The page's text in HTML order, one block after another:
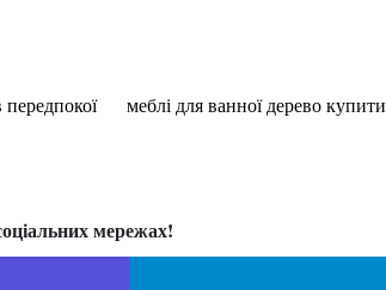
передпокої
меблі для ванної дерево купити
мережах!